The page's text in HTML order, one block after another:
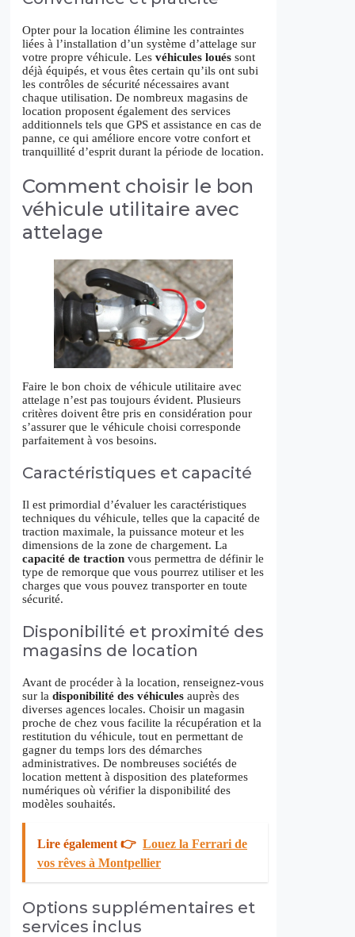
Opter pour la location élimine les contraintes
liées à l’installation d’un système d’attelage sur
votre propre véhicule. Les véhicules loués sont
déjà équipés, et vous êtes certain qu’ils ont subi
les contrôles de sécurité nécessaires avant
chaque utilisation. De nombreux magasins de
location proposent également des services
additionnels tels que GPS et assistance en cas de
panne, ce qui améliore encore votre confort et
tranquillité d’esprit durant la période de location.
Comment choisir le bon
véhicule utilitaire avec
attelage
Faire le bon choix de véhicule utilitaire avec
attelage n’est pas toujours évident. Plusieurs
critères doivent être pris en considération pour
s’assurer que le véhicule choisi corresponde
parfaitement à vos besoins.
Caractéristiques et capacité
Il est primordial d’évaluer les caractéristiques
techniques du véhicule, telles que la capacité de
traction maximale, la puissance moteur et les
dimensions de la zone de chargement. La
capacité de traction vous permettra de définir le
type de remorque que vous pourrez utiliser et les
charges que vous pouvez transporter en toute
sécurité.
Disponibilité et proximité des
magasins de location
Avant de procéder à la location, renseignez-vous
sur la disponibilité des véhicules auprès des
diverses agences locales. Choisir un magasin
proche de chez vous facilite la récupération et la
restitution du véhicule, tout en permettant de
gagner du temps lors des démarches
administratives. De nombreuses sociétés de
location mettent à disposition des plateformes
numériques où vérifier la disponibilité des
modèles souhaités.
Lire également 👉 Louez la Ferrari de
vos rêves à Montpellier
Options supplémentaires et
services inclus